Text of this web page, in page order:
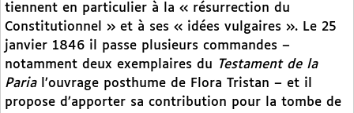
tiennent en particulier à la « résurrection du
Constitutionnel » et à ses « idées vulgaires ». Le 25
janvier 1846 il passe plusieurs commandes –
notamment deux exemplaires du Testament de la
Parial’ouvrage posthume de Flora Tristan – et il
propose d’apporter sa contribution pour la tombe de